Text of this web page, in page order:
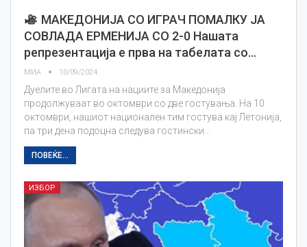
МАКЕДОНИЈА СО ИГРАЧ ПОМАЛКУ ЈА
СОВЛАДА ЕРМЕНИЈА СО 2-0 Нашата
репрезентација е прва на табелата со…
МИА 10/09/2024
Дуелите во Лигата на нациите за Македонија
продолжуваат во октомври со две гостувања. На 10
октомври, нашиот национален тим гостува кај Летонија,
па три дена подоцна следува гостински…
ПОВЕЌЕ...
ИЗБОР